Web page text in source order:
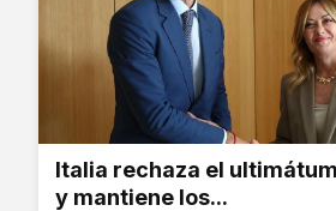
Italia rechaza el
y mantiene los...